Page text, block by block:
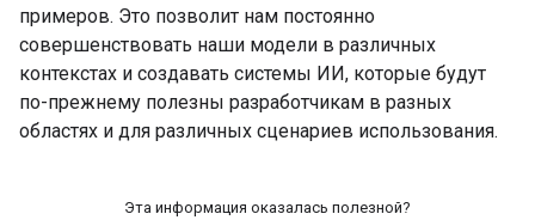
примеров. Это позволит нам постоянно
совершенствовать наши модели в различных
контекстах и ​​создавать системы ИИ, которые будут
по-прежнему полезны разработчикам в разных
областях и для различных сценариев использования.
Эта информация оказалась полезной?